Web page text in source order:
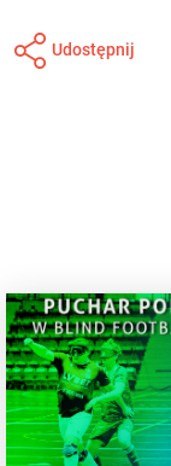
Udostępnij